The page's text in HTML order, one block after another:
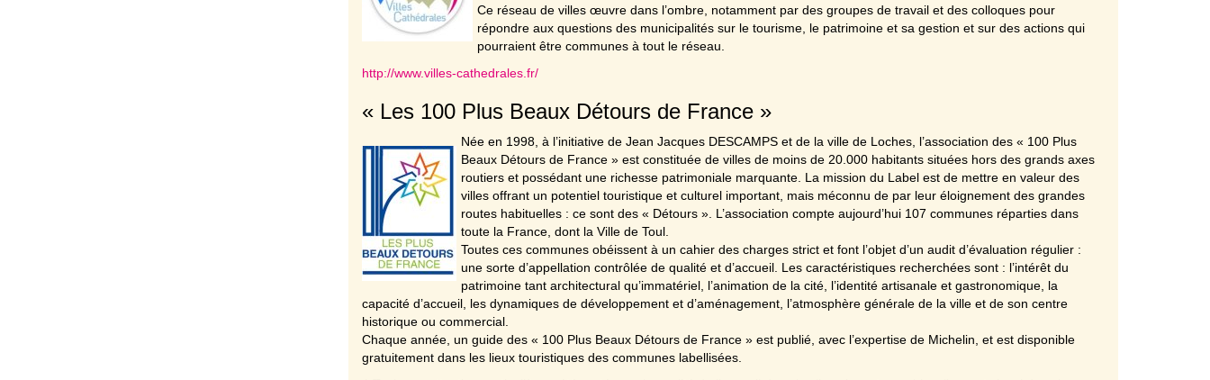
Ce réseau de villes œuvre dans l’ombre, notamment par des groupes de travail et des colloques pour
répondre aux questions des municipalités sur le tourisme, le patrimoine et sa gestion et sur des actions qui
pourraient être communes à tout le réseau.
http://www.villes-cathedrales.fr/
« Les 100 Plus Beaux Détours de France »
Née en 1998, à l’initiative de Jean Jacques DESCAMPS et de la ville de Loches, l’association des « 100 Plus
Beaux Détours de France » est constituée de villes de moins de 20.000 habitants situées hors des grands axes
routiers et possédant une richesse patrimoniale marquante. La mission du Label est de mettre en valeur des
villes offrant un potentiel touristique et culturel important, mais méconnu de par leur éloignement des grandes
routes habituelles : ce sont des « Détours ». L’association compte aujourd’hui 107 communes réparties dans
toute la France, dont la Ville de Toul.
Toutes ces communes obéissent à un cahier des charges strict et font l’objet d’un audit d’évaluation régulier :
une sorte d’appellation contrôlée de qualité et d’accueil. Les caractéristiques recherchées sont : l’intérêt du
patrimoine tant architectural qu’immatériel, l’animation de la cité, l’identité artisanale et gastronomique, la
capacité d’accueil, les dynamiques de développement et d’aménagement, l’atmosphère générale de la ville et de son centre
historique ou commercial.
Chaque année, un guide des « 100 Plus Beaux Détours de France » est publié, avec l’expertise de Michelin, et est disponible
gratuitement dans les lieux touristiques des communes labellisées.